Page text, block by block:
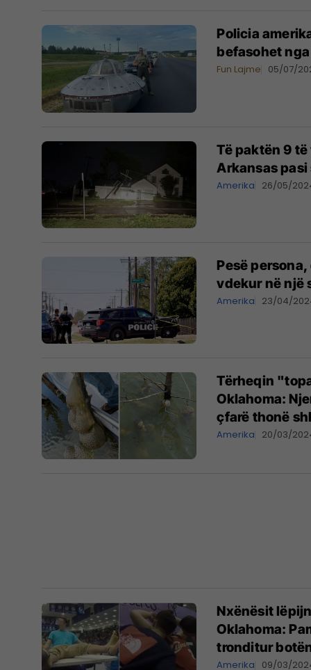
Policia
befasohet
Fun Lajme 05/07/
Të paktën 9
Arkansas
Amerika 26/05/
Pesë
vdekur në një
Amerika 23/04/
Tërheqin
Oklahoma:
çfarë thonë
Amerika 20/03/
Nxënësit
Oklahoma:
tronditur
Amerika 09/03/